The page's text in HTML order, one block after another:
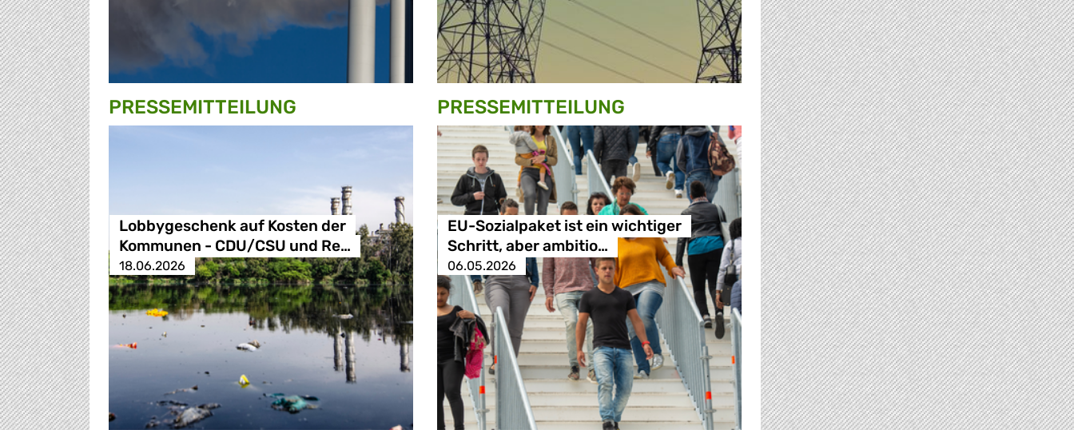
PRESSE­MITTEILUNG
Lobbygeschenk auf Kosten der
Kommunen - CDU/CSU und Re…
18.06.2026
PRESSE­MITTEILUNG
EU-Sozialpaket ist ein wichtiger
Schritt, aber ambitio…
06.05.2026